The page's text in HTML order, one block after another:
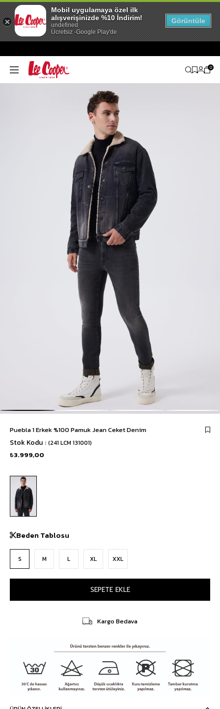
0
Puebla 1 Erkek %100 Pamuk Jean Ceket Denim
Stok Kodu (241 LCM 131001)
₺3.999,00
Beden Tablosu
S M L XL XXL
Kargo Bedava
Mobil uygulamaya özel ilk
alışverişinizde %10 İndirim!
undefined
Ücretsiz -Google Play'de
Görüntüle